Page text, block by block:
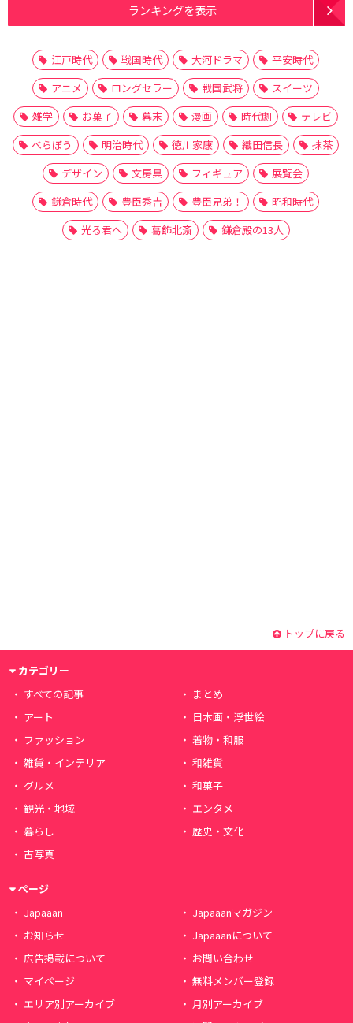
ランキングを表示
江戸時代 戦国時代 大河ドラマ
平安時代
アニメ
ロングセラー 戦国武将
スイーツ
雑学
お菓子 幕末 漫画 時代劇
テレビ
べらぼう
明治時代 徳川家康 織田信長
抹茶
デザイン
文房具 フィギュア
展覧会
鎌倉時代
豊臣秀吉 豊臣兄弟！
昭和時代
光る君へ
葛飾北斎 鎌倉殿の13人
トップに戻る
カテゴリー
すべての記事
まとめ
アート
日本画・浮世絵
ファッション
着物・和服
雑貨・インテリア
和雑貨
グルメ
和菓子
観光・地域
エンタメ
暮らし
歴史・文化
古写真
ページ
Japaaan
Japaaanマガジン
お知らせ
Japaaanについて
広告掲載について
お問い合わせ
マイページ
無料メンバー登録
エリア別アーカイブ
月別アーカイブ